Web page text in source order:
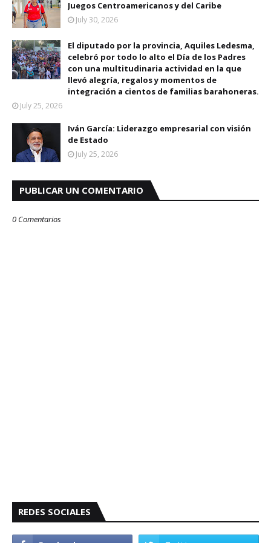
Juegos Centroamericanos y del Caribe
July 30, 2026
El diputado por la provincia, Aquiles Ledesma,
celebró por todo lo alto el Día de los Padres
con una multitudinaria actividad en la que
llevó alegría, regalos y momentos de
integración a cientos de familias barahoneras.
July 25, 2026
Iván García: Liderazgo empresarial con visión
de Estado
July 25, 2026
PUBLICAR UN COMENTARIO
0 Comentarios
REDES SOCIALES